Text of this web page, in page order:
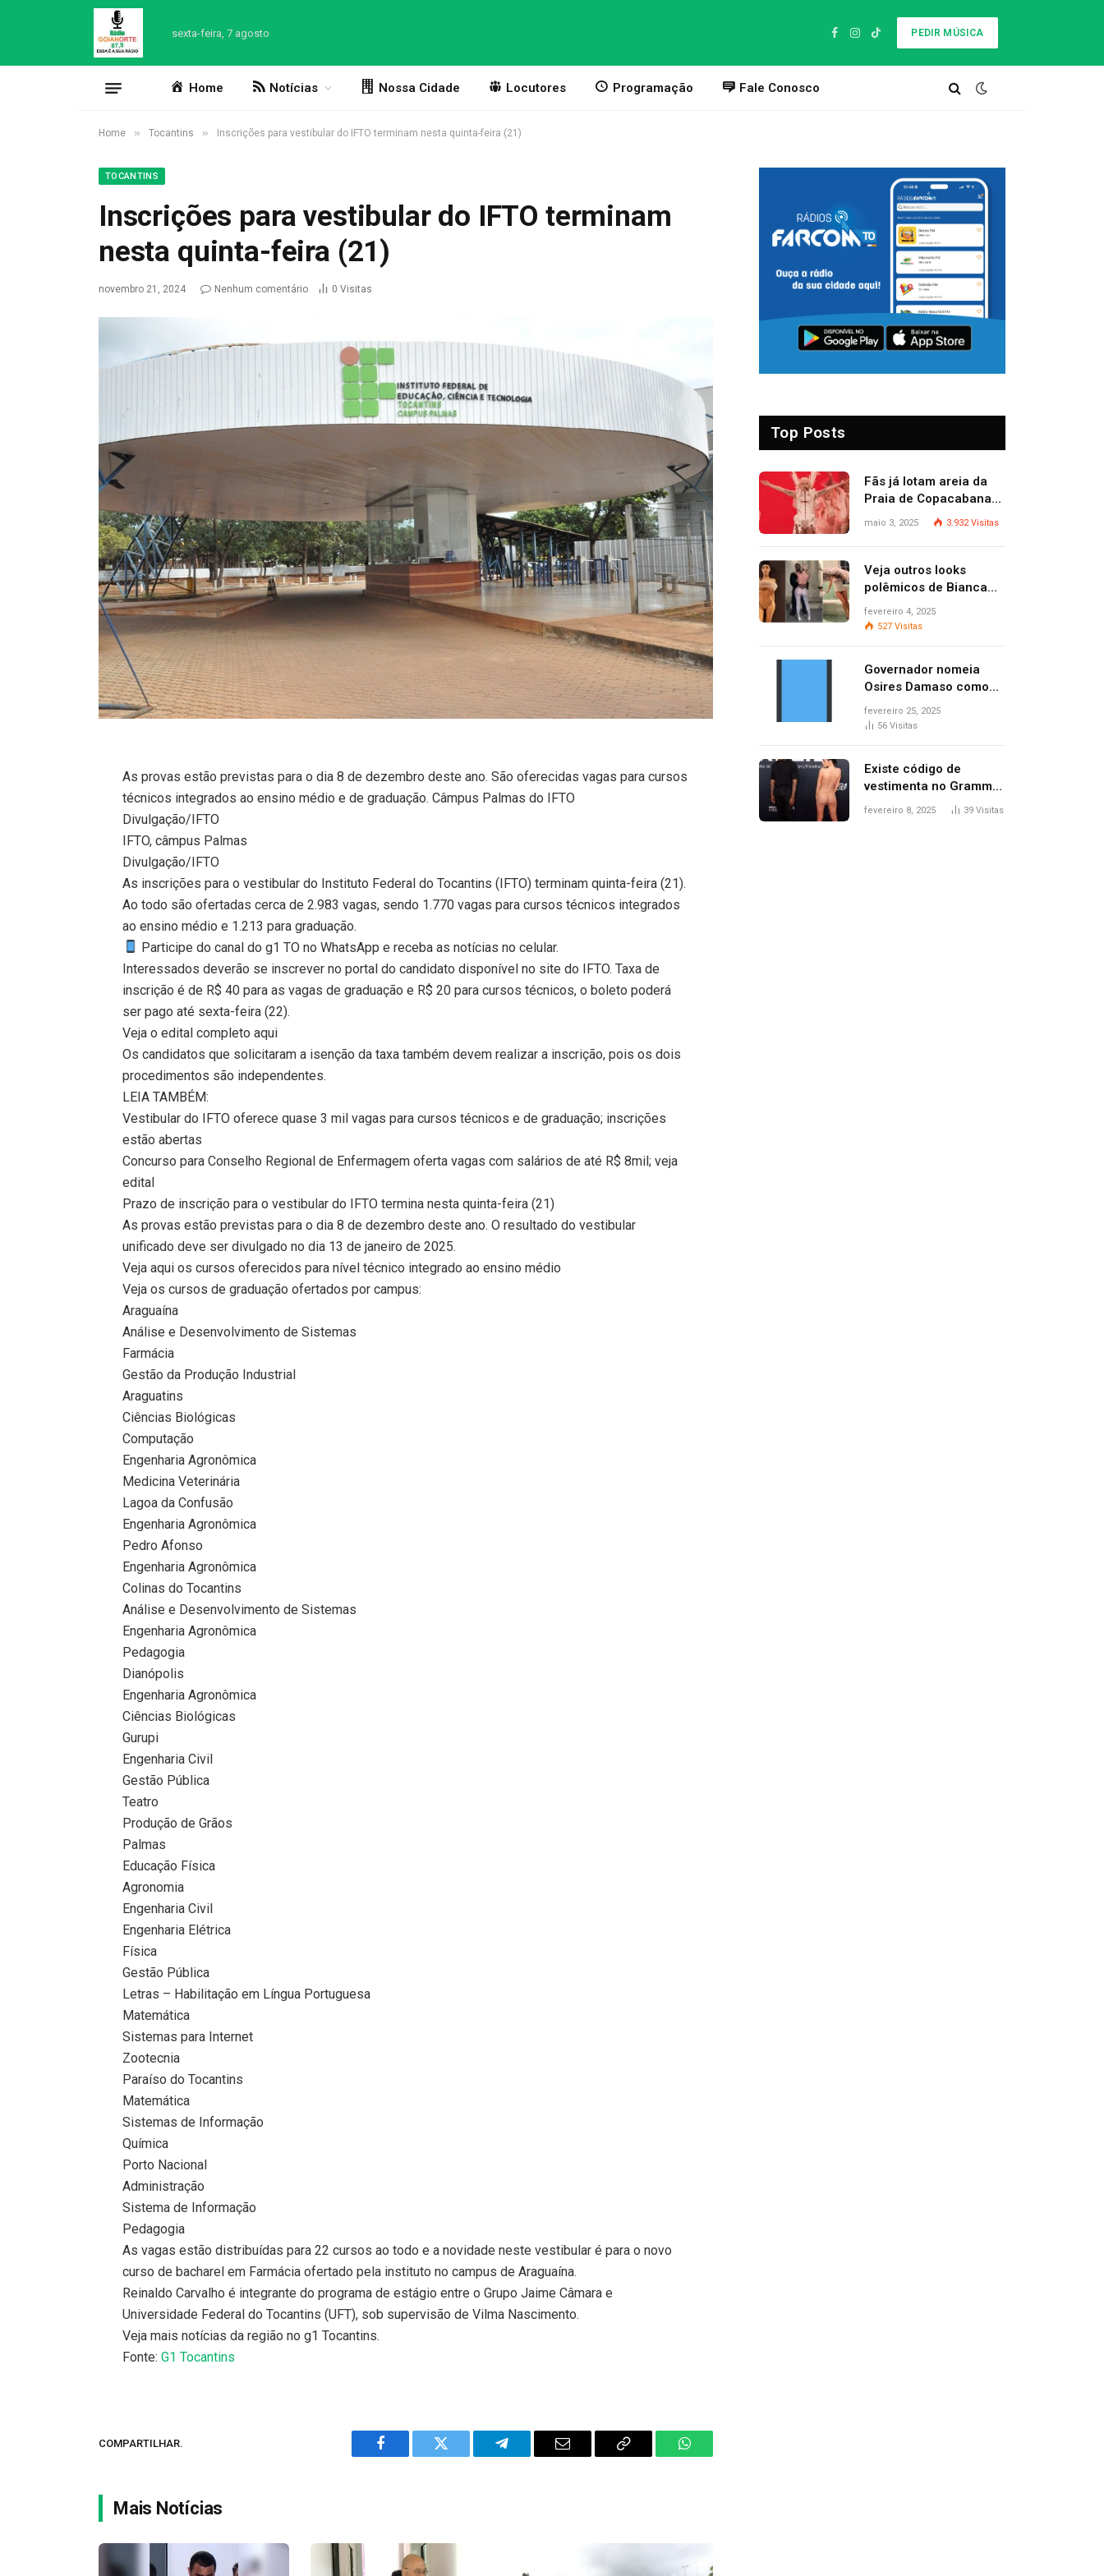
sexta-feira, 7 agosto
Facebook
Instagram
TikTok
PEDIR MÚSICA
Home Notícias Nossa Cidade Locutores Programação Fale Conosco
Home » Tocantins » Inscrições para vestibular do IFTO terminam nesta quinta-feira (21)
TOCANTINS
Inscrições para vestibular do IFTO terminam
nesta quinta-feira (21)
novembro 21, 2024 Nenhum comentário 0 Visitas
As provas estão previstas para o dia 8 de dezembro deste ano. São oferecidas vagas para cursos
técnicos integrados ao ensino médio e de graduação. Câmpus Palmas do IFTO
Divulgação/IFTO
IFTO, câmpus Palmas
Divulgação/IFTO
As inscrições para o vestibular do Instituto Federal do Tocantins (IFTO) terminam quinta-feira (21).
Ao todo são ofertadas cerca de 2.983 vagas, sendo 1.770 vagas para cursos técnicos integrados
ao ensino médio e 1.213 para graduação.
Participe do canal do g1 TO no WhatsApp e receba as notícias no celular.
Interessados deverão se inscrever no portal do candidato disponível no site do IFTO. Taxa de
inscrição é de R$ 40 para as vagas de graduação e R$ 20 para cursos técnicos, o boleto poderá
ser pago até sexta-feira (22).
Veja o edital completo aqui
Os candidatos que solicitaram a isenção da taxa também devem realizar a inscrição, pois os dois
procedimentos são independentes.
LEIA TAMBÉM:
Vestibular do IFTO oferece quase 3 mil vagas para cursos técnicos e de graduação; inscrições
estão abertas
Concurso para Conselho Regional de Enfermagem oferta vagas com salários de até R$ 8mil; veja
edital
Prazo de inscrição para o vestibular do IFTO termina nesta quinta-feira (21)
As provas estão previstas para o dia 8 de dezembro deste ano. O resultado do vestibular
unificado deve ser divulgado no dia 13 de janeiro de 2025.
Veja aqui os cursos oferecidos para nível técnico integrado ao ensino médio
Veja os cursos de graduação ofertados por campus:
Araguaína
Análise e Desenvolvimento de Sistemas
Farmácia
Gestão da Produção Industrial
Araguatins
Ciências Biológicas
Computação
Engenharia Agronômica
Medicina Veterinária
Lagoa da Confusão
Engenharia Agronômica
Pedro Afonso
Engenharia Agronômica
Colinas do Tocantins
Análise e Desenvolvimento de Sistemas
Engenharia Agronômica
Pedagogia
Dianópolis
Engenharia Agronômica
Ciências Biológicas
Gurupi
Engenharia Civil
Gestão Pública
Teatro
Produção de Grãos
Palmas
Educação Física
Agronomia
Engenharia Civil
Engenharia Elétrica
Física
Gestão Pública
Letras – Habilitação em Língua Portuguesa
Matemática
Sistemas para Internet
Zootecnia
Paraíso do Tocantins
Matemática
Sistemas de Informação
Química
Porto Nacional
Administração
Sistema de Informação
Pedagogia
As vagas estão distribuídas para 22 cursos ao todo e a novidade neste vestibular é para o novo
curso de bacharel em Farmácia ofertado pela instituto no campus de Araguaína.
Reinaldo Carvalho é integrante do programa de estágio entre o Grupo Jaime Câmara e
Universidade Federal do Tocantins (UFT), sob supervisão de Vilma Nascimento.
Veja mais notícias da região no g1 Tocantins.
Fonte:G1 Tocantins
COMPARTILHAR.
Facebook Twitter Telegram Email
Copy
WhatsApp
Mais Notícias
Top Posts
Fãs já lotam areia da
Praia de Copacabana
para o show de Lady
maio 3, 2025 3.932Visitas
Veja outros looks
polêmicos de Bianca
Censori, esposa de
Kanye West que
fevereiro 4, 2025
527 Visitas
Governador nomeia
Osires Damaso como
presidente do Ruraltins
fevereiro 25, 2025
56 Visitas
Existe código de
vestimenta no Grammy?
Questionamento surgiu
fevereiro 8, 2025 39 Visitas